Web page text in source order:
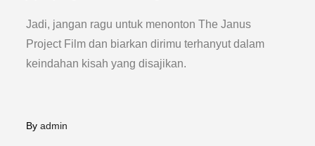
Jadi, jangan ragu untuk menonton The Janus
Project Film dan biarkan dirimu terhanyut dalam
keindahan kisah yang disajikan.
Byadmin